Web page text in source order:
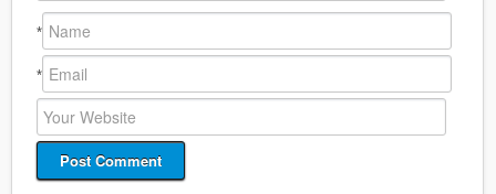
*
*